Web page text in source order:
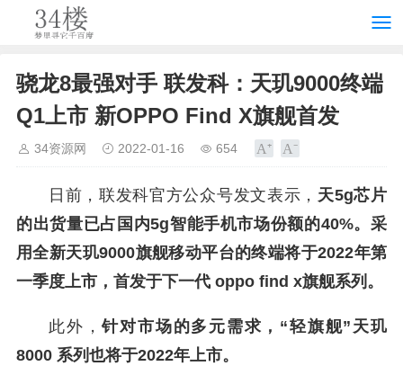
骁龙8最强对手 联发科：天玑9000终端
Q1上市 新OPPO Find X旗舰首发
34资源网 2022-01-16 654
日前，联发科官方公众号发文表示， 天5g芯片
的出货量已占国内5g智能手机市场份额的40%。 采
用全新天玑9000旗舰移动平台的终端将于2022年第
一季度上市，首发于下一代 oppo find x旗舰系列。
此外，针对市场的多元需求，“轻旗舰”天玑
8000 系列也将于2022年上市。